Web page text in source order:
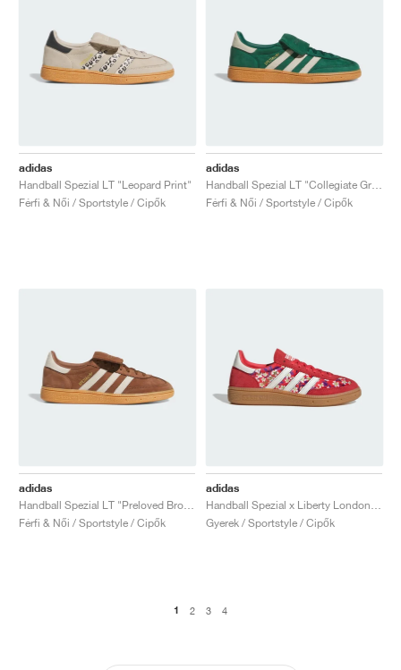
adidas
Handball Spezial LT "Leopard Print"
Férfi & Női / Sportstyle / Cipők
adidas
Handball Spezial LT "Collegiate Green & Cream White"
Férfi & Női / Sportstyle / Cipők
adidas
Handball Spezial LT "Preloved Brown & Cream White"
Férfi & Női / Sportstyle / Cipők
adidas
Handball Spezial x Liberty London "Floral Red"
Gyerek / Sportstyle / Cipők
1 2 3 4